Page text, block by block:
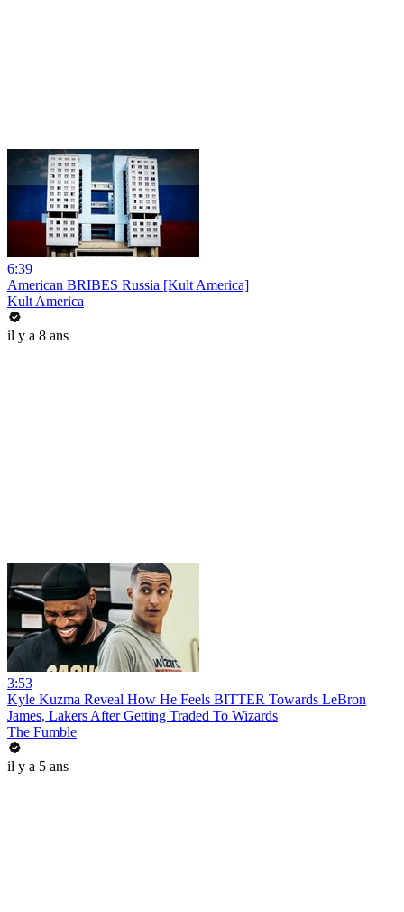
6:39
American BRIBES Russia [Kult America]
Kult America
il y a 8 ans
3:53
Kyle Kuzma Reveal How He Feels BITTER Towards LeBron
James, Lakers After Getting Traded To Wizards
The Fumble
il y a 5 ans